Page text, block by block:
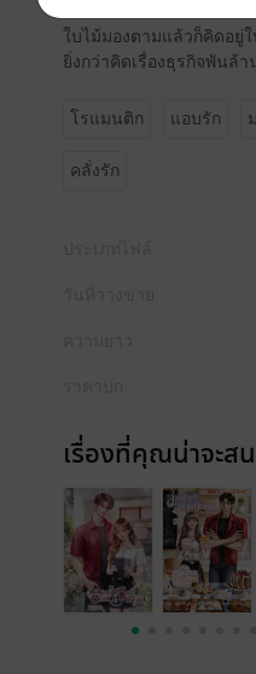
ใบไม้มองตามแล้วก็คิดอยู่
ยิ่งกว่าคิดเรื่องธุรกิจพันล้า
โรแมนติก แอบรัก
คลั่งรัก
เรื่องที่คุณน่าจะส